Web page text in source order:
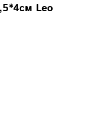
Leo